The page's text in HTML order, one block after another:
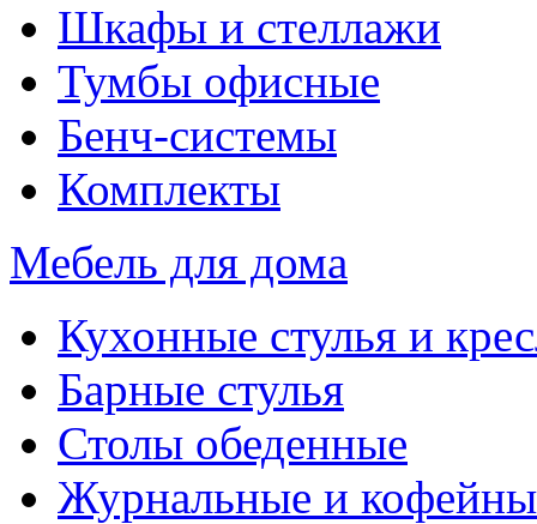
Шкафы и стеллажи
Тумбы офисные
Бенч-системы
Комплекты
Мебель для дома
Кухонные стулья и
Барные стулья
Столы обеденные
Журнальные и